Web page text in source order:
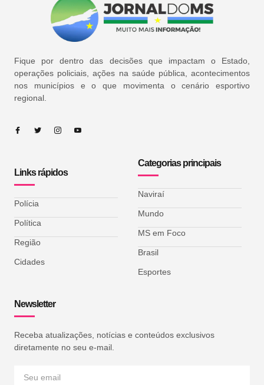
Fique por dentro das decisões que impactam o Estado,
operações policiais, ações na saúde pública, acontecimentos
nos municípios e o que movimenta o cenário esportivo
regional.
Links rápidos
Polícia
Política
Região
Cidades
Categorias principais
Naviraí
Mundo
MS em Foco
Brasil
Esportes
Newsletter
Receba atualizações, notícias e conteúdos exclusivos
diretamente no seu e-mail.